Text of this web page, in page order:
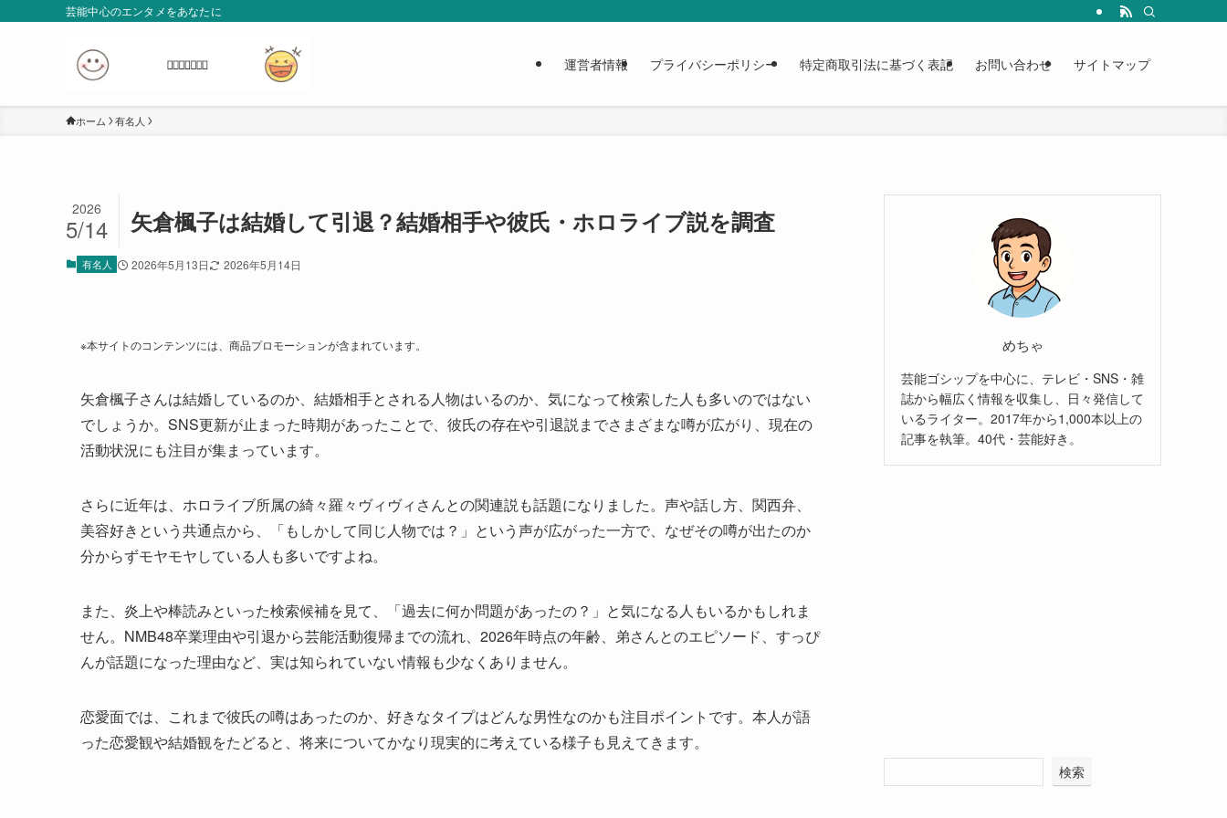
芸能中心のエンタメをあなたに
運営者情報 プライバシーポリシー 特定商取引法に基づく表記 お問い合わせ サイトマップ
ホーム 有名人
矢倉楓子は結婚して引退？結婚相手や彼氏・ホロライブ説を調査
2026
5/14
有名人 2026年5月13日 2026年5月14日
※本サイトのコンテンツには、商品プロモーションが含まれています。
矢倉楓子さんは結婚しているのか、結婚相手とされる人物はいるのか、気になって検索した人も多いのではない
でしょうか。SNS更新が止まった時期があったことで、彼氏の存在や引退説までさまざまな噂が広がり、現在の
活動状況にも注目が集まっています。
さらに近年は、ホロライブ所属の綺々羅々ヴィヴィさんとの関連説も話題になりました。声や話し方、関西弁、
美容好きという共通点から、「もしかして同じ人物では？」という声が広がった一方で、なぜその噂が出たのか
分からずモヤモヤしている人も多いですよね。
また、炎上や棒読みといった検索候補を見て、「過去に何か問題があったの？」と気になる人もいるかもしれま
せん。NMB48卒業理由や引退から芸能活動復帰までの流れ、2026年時点の年齢、弟さんとのエピソード、すっぴ
んが話題になった理由など、実は知られていない情報も少なくありません。
恋愛面では、これまで彼氏の噂はあったのか、好きなタイプはどんな男性なのかも注目ポイントです。本人が語
った恋愛観や結婚観をたどると、将来についてかなり現実的に考えている様子も見えてきます。
めちゃ
芸能ゴシップを中心に、テレビ・SNS・雑
誌から幅広く情報を収集し、日々発信して
いるライター。2017年から1,000本以上の
記事を執筆。40代・芸能好き。
検索